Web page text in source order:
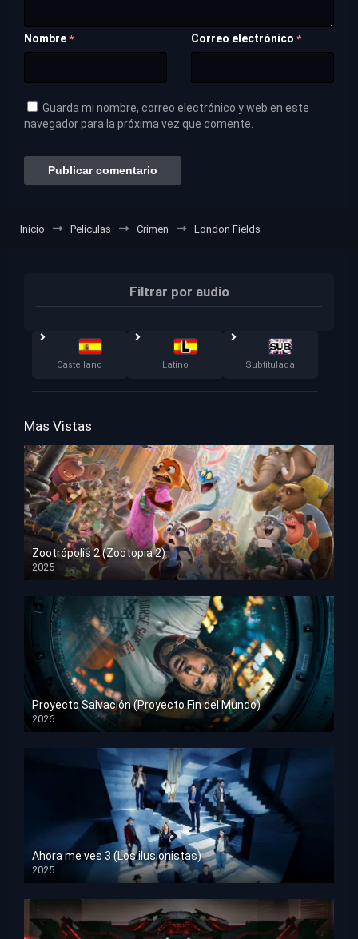
Nombre * Correo electrónico *
Guarda mi nombre, correo electrónico y web en este
navegador para la próxima vez que comente.
Inicio Películas Crimen London Fields
Filtrar por audio
Castellano Latino Subtitulada
Mas Vistas
Zootrópolis 2 (Zootopia 2)
2025
HD 1080p
Proyecto Salvación (Proyecto Fin del Mundo)
2026
HD 1080p
Ahora me ves 3 (Los ilusionistas)
2025
HD 1080p